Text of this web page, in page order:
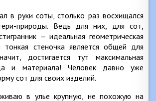
в руки соты, столько раз восхищался
природы. Ведь для них, для сот,
— идеальная геометрическая
стеночка является общей для
достигается тут максимальная
и материала! Человек давно уже
сот для своих изделий.
в улье крупную, не похожую на